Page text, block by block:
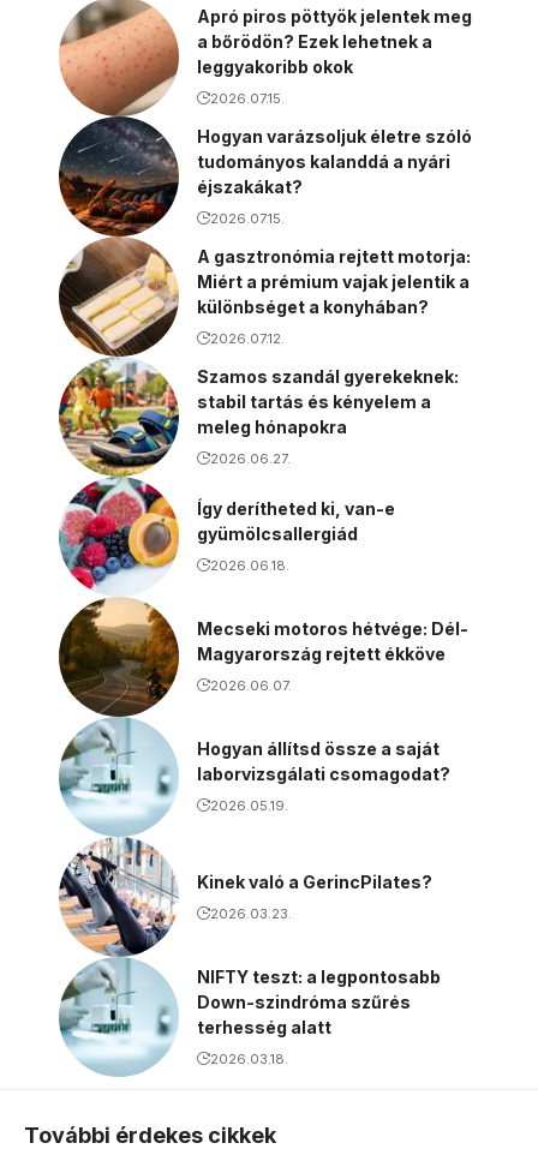
Apró piros pöttyök jelentek meg
a bőrödön? Ezek lehetnek a
leggyakoribb okok
2026.07.15.
Hogyan varázsoljuk életre szóló
tudományos kalanddá a nyári
éjszakákat?
2026.07.15.
A gasztronómia rejtett motorja:
Miért a prémium vajak jelentik a
különbséget a konyhában?
2026.07.12.
Szamos szandál gyerekeknek:
stabil tartás és kényelem a
meleg hónapokra
2026.06.27.
Így derítheted ki, van-e
gyümölcsallergiád
2026.06.18.
Mecseki motoros hétvége: Dél-
Magyarország rejtett ékköve
2026.06.07.
Hogyan állítsd össze a saját
laborvizsgálati csomagodat?
2026.05.19.
Kinek való a GerincPilates?
2026.03.23.
NIFTY teszt: a legpontosabb
Down-szindróma szűrés
terhesség alatt
2026.03.18.
További érdekes cikkek